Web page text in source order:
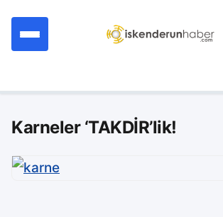
Karneler ‘TAKDİR’lik!